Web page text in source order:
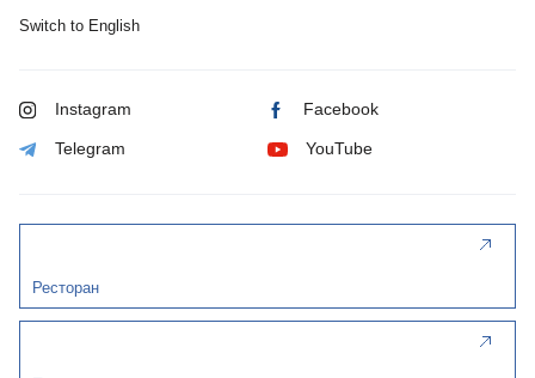
Switch to English
Instagram Facebook
Telegram YouTube
Ресторан